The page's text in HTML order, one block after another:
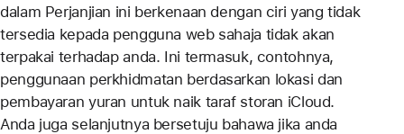
dalam Perjanjian ini berkenaan dengan ciri yang tidak
tersedia kepada pengguna web sahaja tidak akan
terpakai terhadap anda. Ini termasuk, contohnya,
penggunaan perkhidmatan berdasarkan lokasi dan
pembayaran yuran untuk naik taraf storan iCloud.
Anda juga selanjutnya bersetuju bahawa jika anda